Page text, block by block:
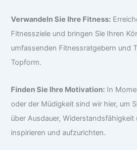
Verwandeln Sie Ihre Fitness:
Fitnessziele und bringen Sie Ihren
umfassenden Fitnessratgebern und
Topform.
Finden Sie Ihre Motivation: In
oder der Müdigkeit sind wir hier, um
über Ausdauer, Widerstandsfähigkeit
inspirieren und aufzurichten.